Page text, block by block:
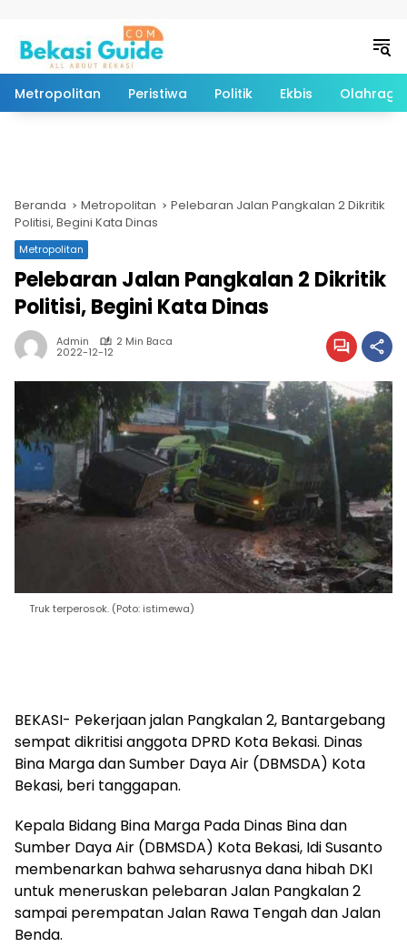
Metropolitan Peristiwa Politik Ekbis Olahraga
Beranda Metropolitan
Pelebaran Jalan Pangkalan 2 Dikritik
Politisi, Begini Kata Dinas
Metropolitan
Pelebaran Jalan Pangkalan 2 Dikritik
Politisi, Begini Kata Dinas
Admin 2 Min Baca
2022-12-12
Truk terperosok. (Poto: istimewa)
BEKASI- Pekerjaan jalan Pangkalan 2, Bantargebang
sempat dikritisi anggota DPRD Kota Bekasi. Dinas
Bina Marga dan Sumber Daya Air (DBMSDA) Kota
Bekasi, beri tanggapan.
Kepala Bidang Bina Marga Pada Dinas Bina dan
Sumber Daya Air (DBMSDA) Kota Bekasi, Idi Susanto
membenarkan bahwa seharusnya dana hibah DKI
untuk meneruskan pelebaran Jalan Pangkalan 2
sampai perempatan Jalan Rawa Tengah dan Jalan
Benda.